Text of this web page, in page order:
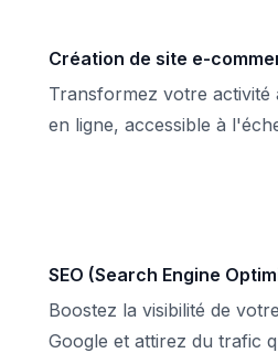
Création de site e-
Transformez votre activité
en ligne, accessible à
SEO (Search Engine
Boostez la visibilité de
Google et attirez du trafic